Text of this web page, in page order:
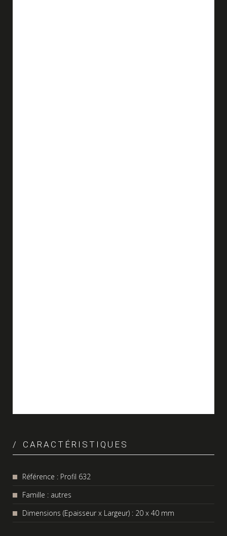
CARACTÉRISTIQUES
Référence : Profil 632
Famille : autres
Dimensions (Epaisseur x Largeur) : 20 x 40 mm